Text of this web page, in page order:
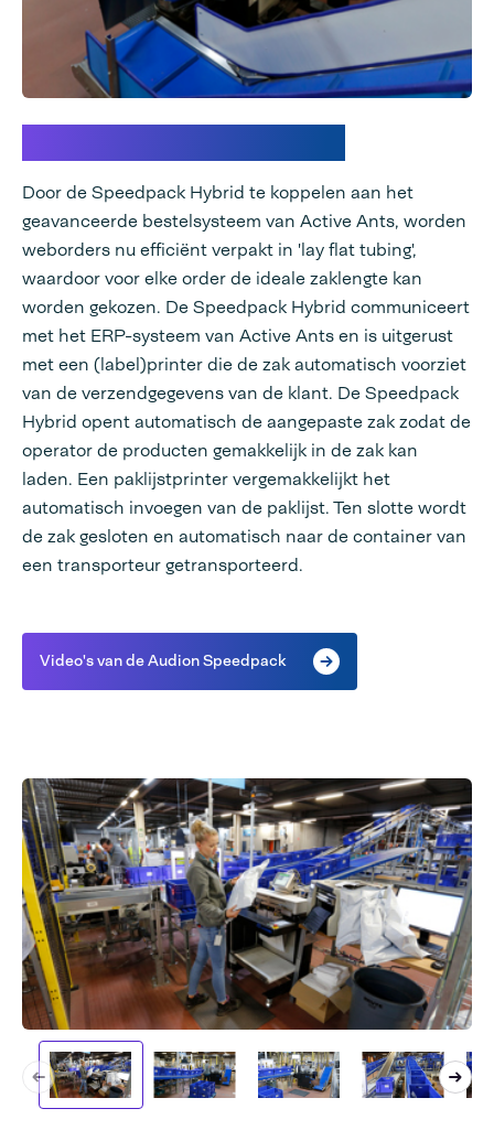
Door de Speedpack Hybrid te koppelen aan het
geavanceerde bestelsysteem van Active Ants, worden
weborders nu efficiënt verpakt in 'lay flat tubing',
waardoor voor elke order de ideale zaklengte kan
worden gekozen. De Speedpack Hybrid communiceert
met het ERP-systeem van Active Ants en is uitgerust
met een (label)printer die de zak automatisch voorziet
van de verzendgegevens van de klant. De Speedpack
Hybrid opent automatisch de aangepaste zak zodat de
operator de producten gemakkelijk in de zak kan
laden. Een paklijstprinter vergemakkelijkt het
automatisch invoegen van de paklijst. Ten slotte wordt
de zak gesloten en automatisch naar de container van
een transporteur getransporteerd.
Video's van de Audion Speedpack